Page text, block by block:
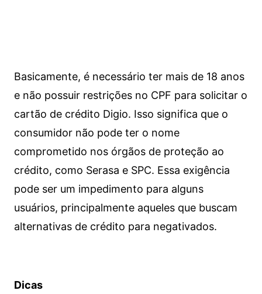
Basicamente, é necessário ter mais de 18 anos
e não possuir restrições no CPF para solicitar o
cartão de crédito Digio. Isso significa que o
consumidor não pode ter o nome
comprometido nos órgãos de proteção ao
crédito, como Serasa e SPC. Essa exigência
pode ser um impedimento para alguns
usuários, principalmente aqueles que buscam
alternativas de crédito para negativados.
Dicas